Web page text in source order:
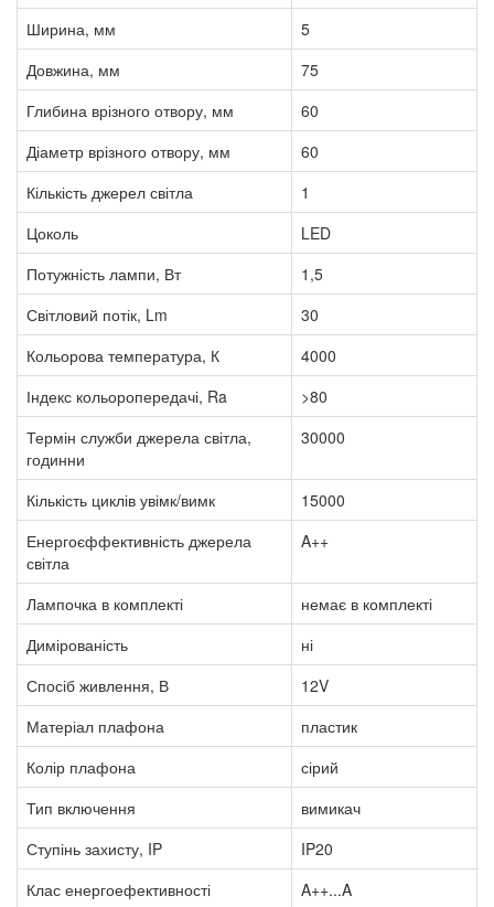
Ширина, мм
5
Довжина, мм
75
Глибина врізного отвору, мм
60
Діаметр врізного отвору, мм
60
Кількість джерел світла
1
Цоколь
LED
Потужність лампи, Вт
1,5
Світловий потік, Lm
30
Кольорова температура, К
4000
Індекс кольоропередачі, Ra
>80
Термін служби джерела світла,
годинни
30000
Кількість циклів увімк/вимк
15000
Енергоєффективність джерела
світла
A++
Лампочка в комплекті
немає в комплекті
Димірованість
ні
Спосіб живлення, В
12V
Матеріал плафона
пластик
Колір плафона
сірий
Тип включення
вимикач
Ступінь захисту, IP
IP20
Клас енергоефективності
A++...A